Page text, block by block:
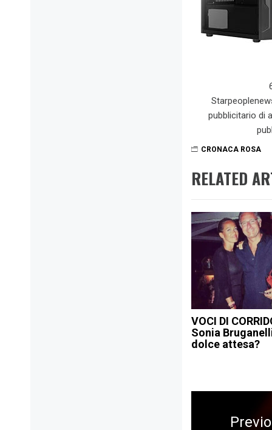
pubblicitario di
CRONACA ROSA
RELATED
VOCI DI
Sonia
dolce attesa?
Navigazione
articoli